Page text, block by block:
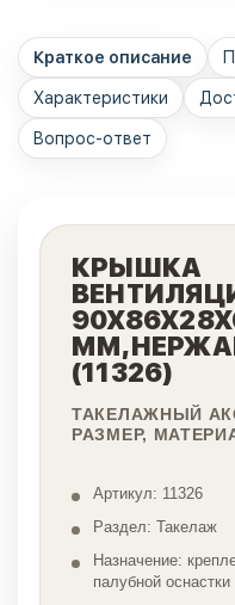
Краткое описание
Характеристики
Вопрос-ответ
КРЫШКА
(11326)
ТАКЕЛАЖНЫЙ
РАЗМЕР,
Артикул: 11326
Раздел: Такелаж
Назначение:
палубной оснастки